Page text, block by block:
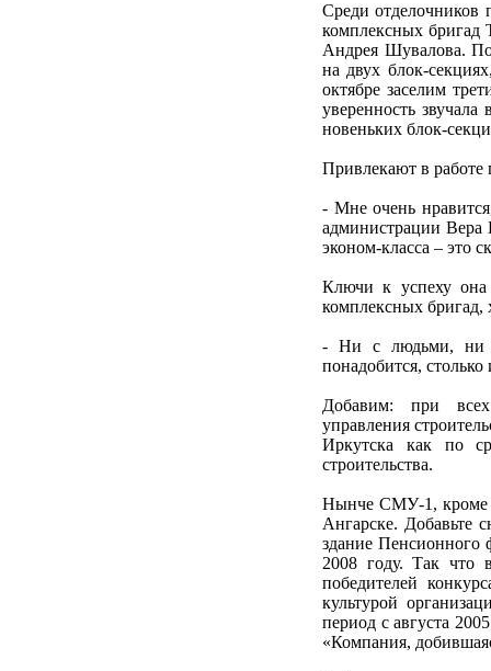
Среди отделочников
комплексных бригад
Андрея Шувалова.
на двух блок-
октябре заселим
уверенность звучала
новеньких блок-
Привлекают в работе
- Мне очень
администрации Вера
эконом-класса – это
Ключи к успеху она
комплексных бригад,
- Ни с людьми, ни с
понадобится,
Добавим: при всех
управления
Иркутска как по
строительства.
Нынче СМУ-1, кроме
Ангарске. Добавьте
здание Пенсионного
2008 году. Так что
победителей
культурой
период с августа
«Компания,